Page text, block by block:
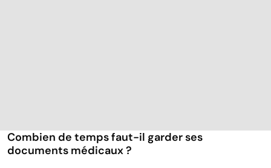
Combien de temps faut-il garder ses
documents médicaux ?